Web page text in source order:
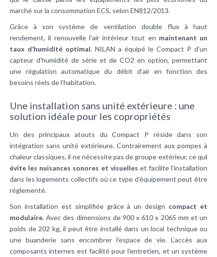
marché sur la consommation ECS, selon EN812/2013.
Grâce à son système de ventilation double flux à haut
rendement, il renouvelle l’air intérieur tout en maintenant un
taux d’humidité optimal. NILAN a équipé le Compact P d’un
capteur d’humidité de série et de CO2 en option, permettant
une régulation automatique du débit d’air en fonction des
besoins réels de l’habitation.
Une installation sans unité extérieure : une
solution idéale pour les copropriétés
Un des principaux atouts du Compact P réside dans son
intégration sans unité extérieure. Contrairement aux pompes à
chaleur classiques, il ne nécessite pas de groupe extérieur, ce qui
évite les nuisances sonores et visuelles et facilite l’installation
dans les logements collectifs où ce type d’équipement peut être
réglementé.
Son installation est simplifiée grâce à un design compact et
modulaire. Avec des dimensions de 900 x 610 x 2065 mm et un
poids de 202 kg, il peut être installé dans un local technique ou
une buanderie sans encombrer l’espace de vie. L’accès aux
composants internes est facilité pour l’entretien, et un système